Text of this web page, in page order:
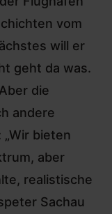
vom
will er
geht da was.
die
andere
bieten
aber
realistische
Sachau